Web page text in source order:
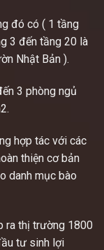
đó có ( 1 tầng
3 đến tầng 20 là
Nhật Bản ).
3 phòng ngủ
hợp tác với các
thiện cơ bản
danh mục bào
ra thị trường 1800
tư sinh lợi